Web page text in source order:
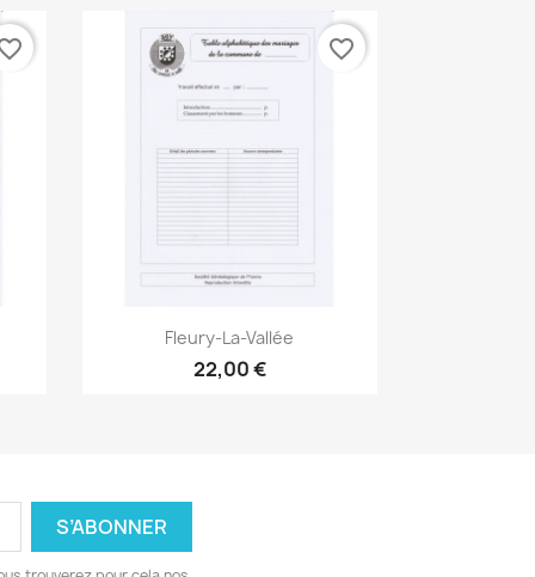
Aperçu rapide
Fleury-La-Vallée
22,00 €
favorite_border